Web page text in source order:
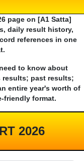
page on [A1 Satta]
daily result history,
references in one
to know about
results; past results;
entire year's worth of
friendly format.
2026